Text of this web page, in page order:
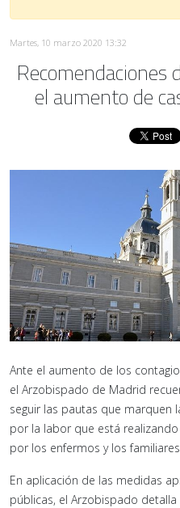
Martes, 10 marzo 2020 13:32
Recomendaciones
el aumento de
Ante el aumento de los
el Arzobispado de Madrid
seguir las pautas que marquen
por la labor que está
por los enfermos y los
En aplicación de las medidas
públicas, el Arzobispado